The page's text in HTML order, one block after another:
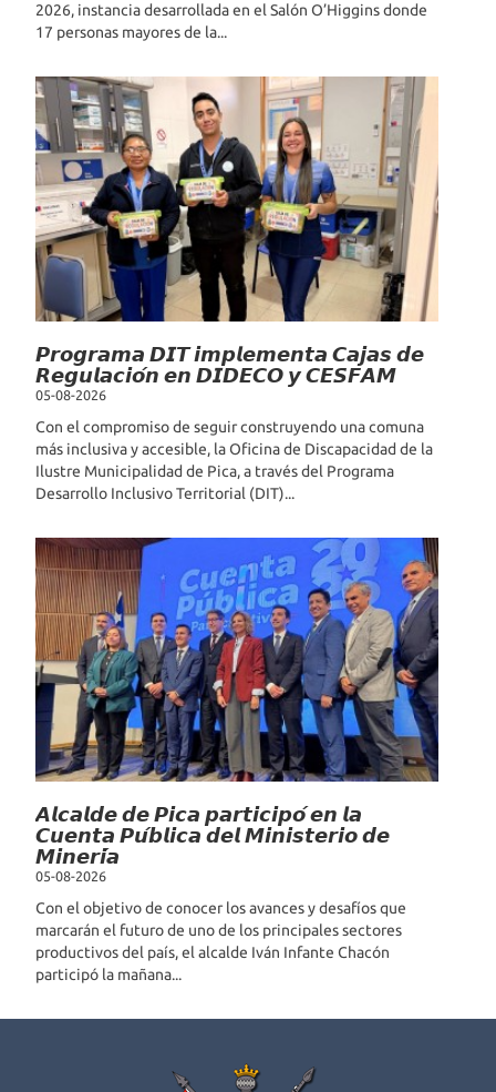
2026, instancia desarrollada en el Salón O’Higgins donde
17 personas mayores de la...
𝙋𝙧𝙤𝙜𝙧𝙖𝙢𝙖 𝘿𝙄𝙏 𝙞𝙢𝙥𝙡𝙚𝙢𝙚𝙣𝙩𝙖 𝘾𝙖𝙟𝙖𝙨 𝙙𝙚
𝙍𝙚𝙜𝙪𝙡𝙖𝙘𝙞𝙤́𝙣 𝙚𝙣 𝘿𝙄𝘿𝙀𝘾𝙊 𝙮 𝘾𝙀𝙎𝙁𝘼𝙈
05-08-2026
Con el compromiso de seguir construyendo una comuna
más inclusiva y accesible, la Oficina de Discapacidad de la
Ilustre Municipalidad de Pica, a través del Programa
Desarrollo Inclusivo Territorial (DIT)...
𝘼𝙡𝙘𝙖𝙡𝙙𝙚 𝙙𝙚 𝙋𝙞𝙘𝙖 𝙥𝙖𝙧𝙩𝙞𝙘𝙞𝙥𝙤́ 𝙚𝙣 𝙡𝙖
𝘾𝙪𝙚𝙣𝙩𝙖 𝙋𝙪́𝙗𝙡𝙞𝙘𝙖 𝙙𝙚𝙡 𝙈𝙞𝙣𝙞𝙨𝙩𝙚𝙧𝙞𝙤 𝙙𝙚
𝙈𝙞𝙣𝙚𝙧𝙞́𝙖
05-08-2026
Con el objetivo de conocer los avances y desafíos que
marcarán el futuro de uno de los principales sectores
productivos del país, el alcalde Iván Infante Chacón
participó la mañana...